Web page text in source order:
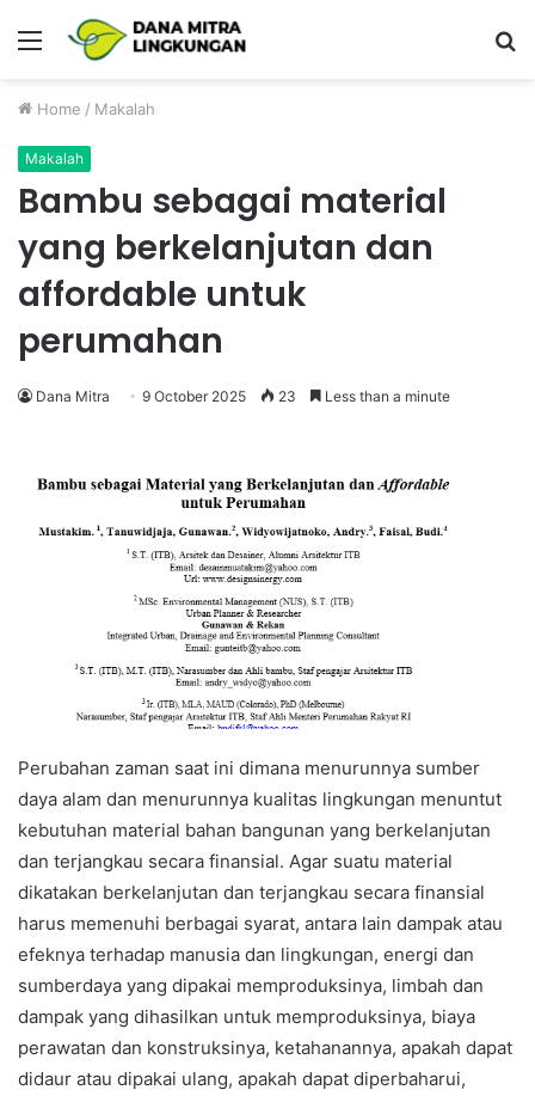
Menu
Home / Makalah
Makalah
Bambu sebagai material
yang berkelanjutan dan
affordable untuk
perumahan
Dana Mitra 9 October 2025 23 Less than a minute
Perubahan zaman saat ini dimana menurunnya sumber
daya alam dan menurunnya kualitas lingkungan menuntut
kebutuhan material bahan bangunan yang berkelanjutan
dan terjangkau secara finansial. Agar suatu material
dikatakan berkelanjutan dan terjangkau secara finansial
harus memenuhi berbagai syarat, antara lain dampak atau
efeknya terhadap manusia dan lingkungan, energi dan
sumberdaya yang dipakai memproduksinya, limbah dan
dampak yang dihasilkan untuk memproduksinya, biaya
perawatan dan konstruksinya, ketahanannya, apakah dapat
didaur atau dipakai ulang, apakah dapat diperbaharui,